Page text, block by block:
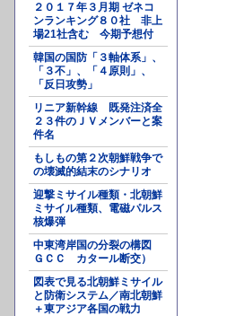
２０１７年３月期 ゼネコ
ンランキング８０社 非上
場21社含む 今期予想付
韓国の国防「３軸体系」、
「３不」、「４原則」、
「反日攻勢」
リニア新幹線 既発注済全
２３件のＪＶメンバーと案
件名
もしもの第２次朝鮮戦争で
の壊滅的結末のシナリオ
迎撃ミサイル種類・北朝鮮
ミサイル種類、電磁パルス
核爆弾
中東湾岸国の分裂の構図
ＧＣＣ カタール断交）
図表で見る北朝鮮ミサイル
と防衛システム／南北朝鮮
＋東アジア各国の戦力